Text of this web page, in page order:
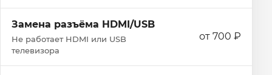
Замена разъёма HDMI/USB
Не работает HDMI или USB
телевизора
от 700 ₽